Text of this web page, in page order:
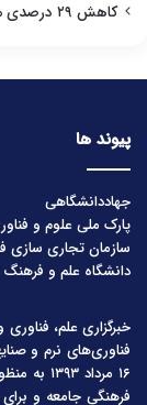
کاهش ۲۹ درصدی مصرف انرژی ساختمان‌ها با یک طراحی هوشمند
پیوند ها
جهاددانشگاهی
پارک ملی علوم و
سازمان تجاری سازی
دانشگاه علم و فرهنگ
خبرگزاری علم،
فناوری‌های نرم و
۱۶
فرهنگی جامعه و